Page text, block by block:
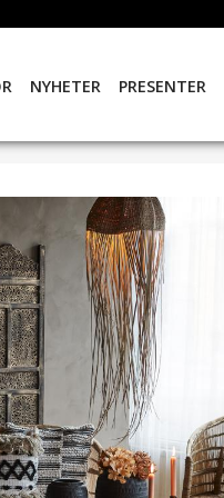
NYHETER PRESENTER